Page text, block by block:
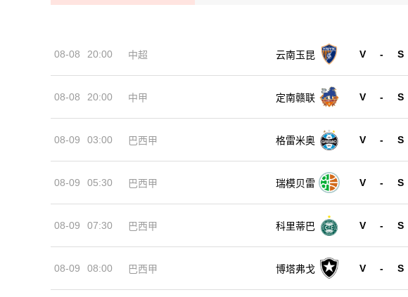
2026-08-17 【乌兹甲】 努库斯咸海VS塔什干棉农B队
2026-08-17 【乌兹甲】 努库斯咸海VS塔什干棉农B队
08-08 20:00 中超 云南玉昆 V - S
08-08 20:00 中甲 定南赣联 V - S
08-09 03:00 巴西甲 格雷米奥 V - S
08-09 05:30 巴西甲 瑞模贝雷 V - S
08-09 07:30 巴西甲 科里蒂巴 V - S
08-09 08:00 巴西甲 博塔弗戈 V - S